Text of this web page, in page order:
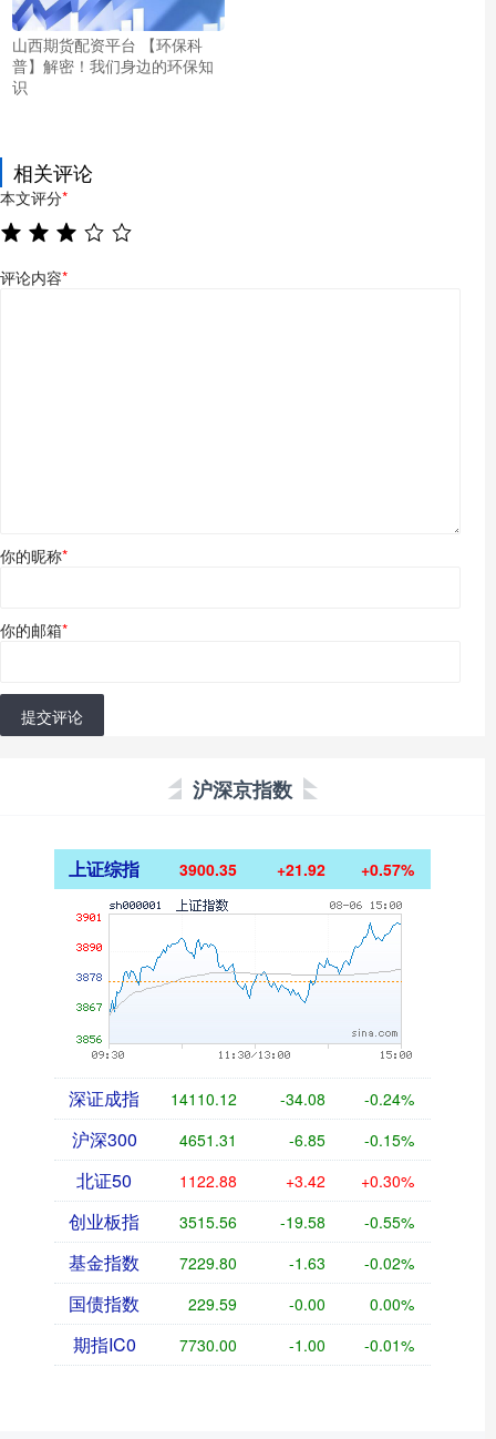
山西期货配资平台 【环保科
普】解密！我们身边的环保知
识
相关评论
本文评分*
评论内容*
你的昵称*
你的邮箱*
提交评论
沪深京指数
上证综指 3900.35 +21.92 +0.57%
深证成指 14110.12 -34.08 -0.24%
沪深300 4651.31 -6.85 -0.15%
北证50 1122.88 +3.42 +0.30%
创业板指 3515.56 -19.58 -0.55%
基金指数 7229.80 -1.63 -0.02%
国债指数 229.59 -0.00 0.00%
期指IC0 7730.00 -1.00 -0.01%